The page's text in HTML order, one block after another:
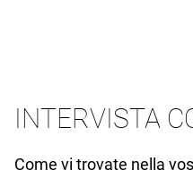
INTERVISTA
Come vi trovate nella